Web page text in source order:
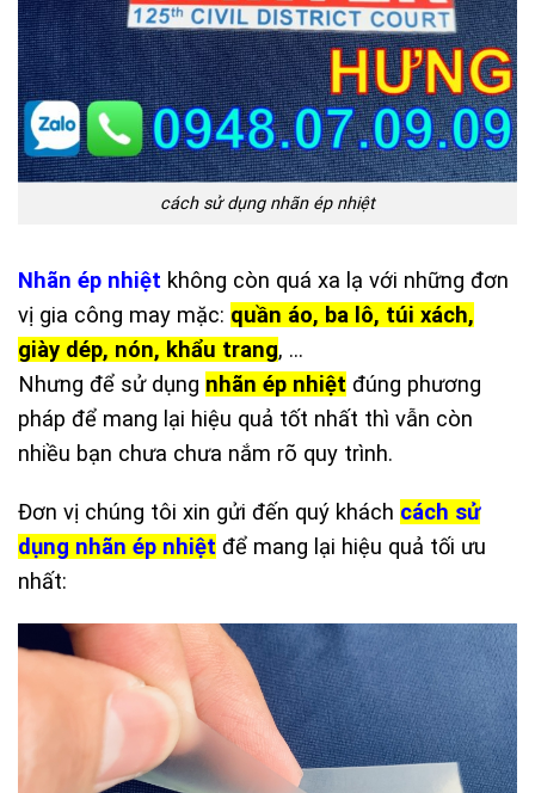
cách sử dụng nhãn ép nhiệt
Nhãn ép nhiệt không còn quá xa lạ với những đơn
vị gia công may mặc: quần áo, ba lô, túi xách,
giày dép, nón, khẩu trang, …
Nhưng để sử dụng nhãn ép nhiệt đúng phương
pháp để mang lại hiệu quả tốt nhất thì vẫn còn
nhiều bạn chưa chưa nắm rõ quy trình.
Đơn vị chúng tôi xin gửi đến quý khách cách sử
dụng nhãn ép nhiệt để mang lại hiệu quả tối ưu
nhất: